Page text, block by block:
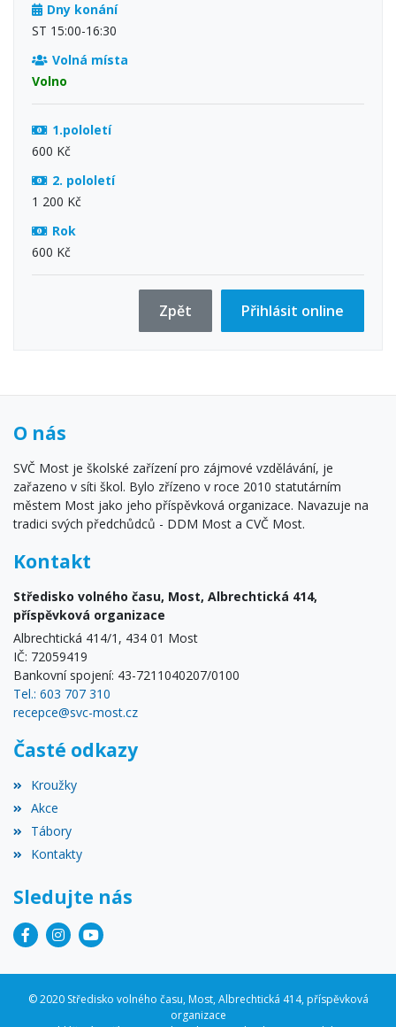
Dny konání
ST 15:00-16:30
Volná místa
Volno
1.pololetí
600 Kč
2. pololetí
1 200 Kč
Rok
600 Kč
Přihlásit online
Zpět
O nás
SVČ Most je školské zařízení pro zájmové vzdělávání, je
zařazeno v síti škol. Bylo zřízeno v roce 2010 statutárním
městem Most jako jeho příspěvková organizace. Navazuje na
tradici svých předchůdců - DDM Most a CVČ Most.
Kontakt
Středisko volného času, Most, Albrechtická 414,
příspěvková organizace
Albrechtická 414/1, 434 01 Most
IČ: 72059419
Bankovní spojení: 43-7211040207/0100
Tel.: 603 707 310
recepce@svc-most.cz
Časté odkazy
Kroužky
Akce
Tábory
Kontakty
Sledujte nás
© 2020 Středisko volného času, Most, Albrechtická 414, příspěvková
organizace